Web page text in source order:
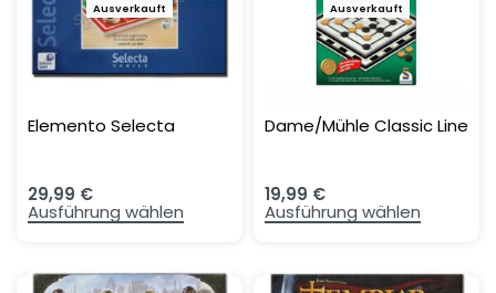
Ausverkauft
Elemento Selecta
29,99 €
Ausführung wählen
Ausverkauft
Dame/Mühle Classic Line
19,99 €
Ausführung wählen